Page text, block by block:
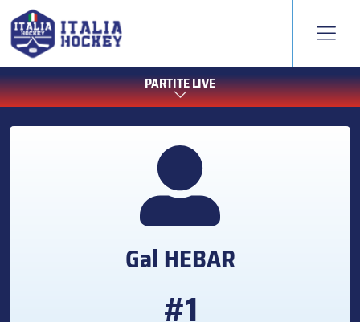
PARTITE LIVE
Gal HEBAR
#1